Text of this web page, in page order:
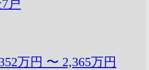
戸
万円 〜 2,365万円